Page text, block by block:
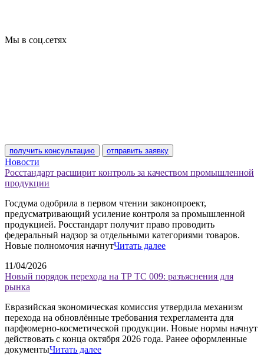
Мы в соц.сетях
получить консультацию отправить заявку
Новости
Росстандарт расширит контроль за качеством промышленной
продукции
Госдума одобрила в первом чтении законопроект,
предусматривающий усиление контроля за промышленной
продукцией. Росстандарт получит право проводить
федеральный надзор за отдельными категориями товаров.
Новые полномочия начнутЧитать далее
11/04/2026
Новый порядок перехода на ТР ТС 009: разъяснения для
рынка
Евразийская экономическая комиссия утвердила механизм
перехода на обновлённые требования техрегламента для
парфюмерно-косметической продукции. Новые нормы начнут
действовать с конца октября 2026 года. Ранее оформленные
документыЧитать далее